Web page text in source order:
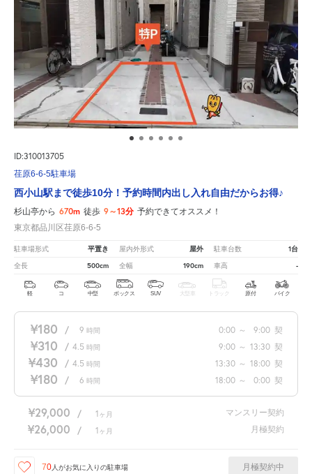
ID:310013705
荏原6-6-5駐車場
西小山駅まで徒歩10分！予約時間内出し入れ自由だからお得♪
杉山亭から 670m 徒歩 9～13分 予約できてオススメ！
東京都品川区荏原6-6-5
駐車場形式 平置き 屋内外形式 屋外 駐車台数 1台
全長 500cm 全幅 190cm 車高 -
軽 コ 中型 ボックス SUV 大型車 トラック 原付 バイク
¥180 / 9 時間 0:00 ～ 9:00 契
¥310 / 4.5 時間 9:00 ～ 13:30 契
¥430 / 4.5 時間 13:30 ～ 18:00 契
¥180 / 6 時間 18:00 ～ 0:00 契
¥29,000 / 1 ヶ月 マンスリー契約
¥26,000 / 1 ヶ月 月極契約
70 人がお気に入りの駐車場 月極契約中